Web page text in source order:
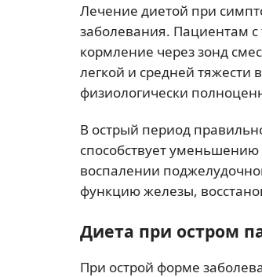
Лечение диетой при
заболевания. Пациентам
кормление через зонд
легкой и средней тяжести
физиологически
В острый период
способствует
воспалении
функцию железы,
Диета при остром
При острой форме